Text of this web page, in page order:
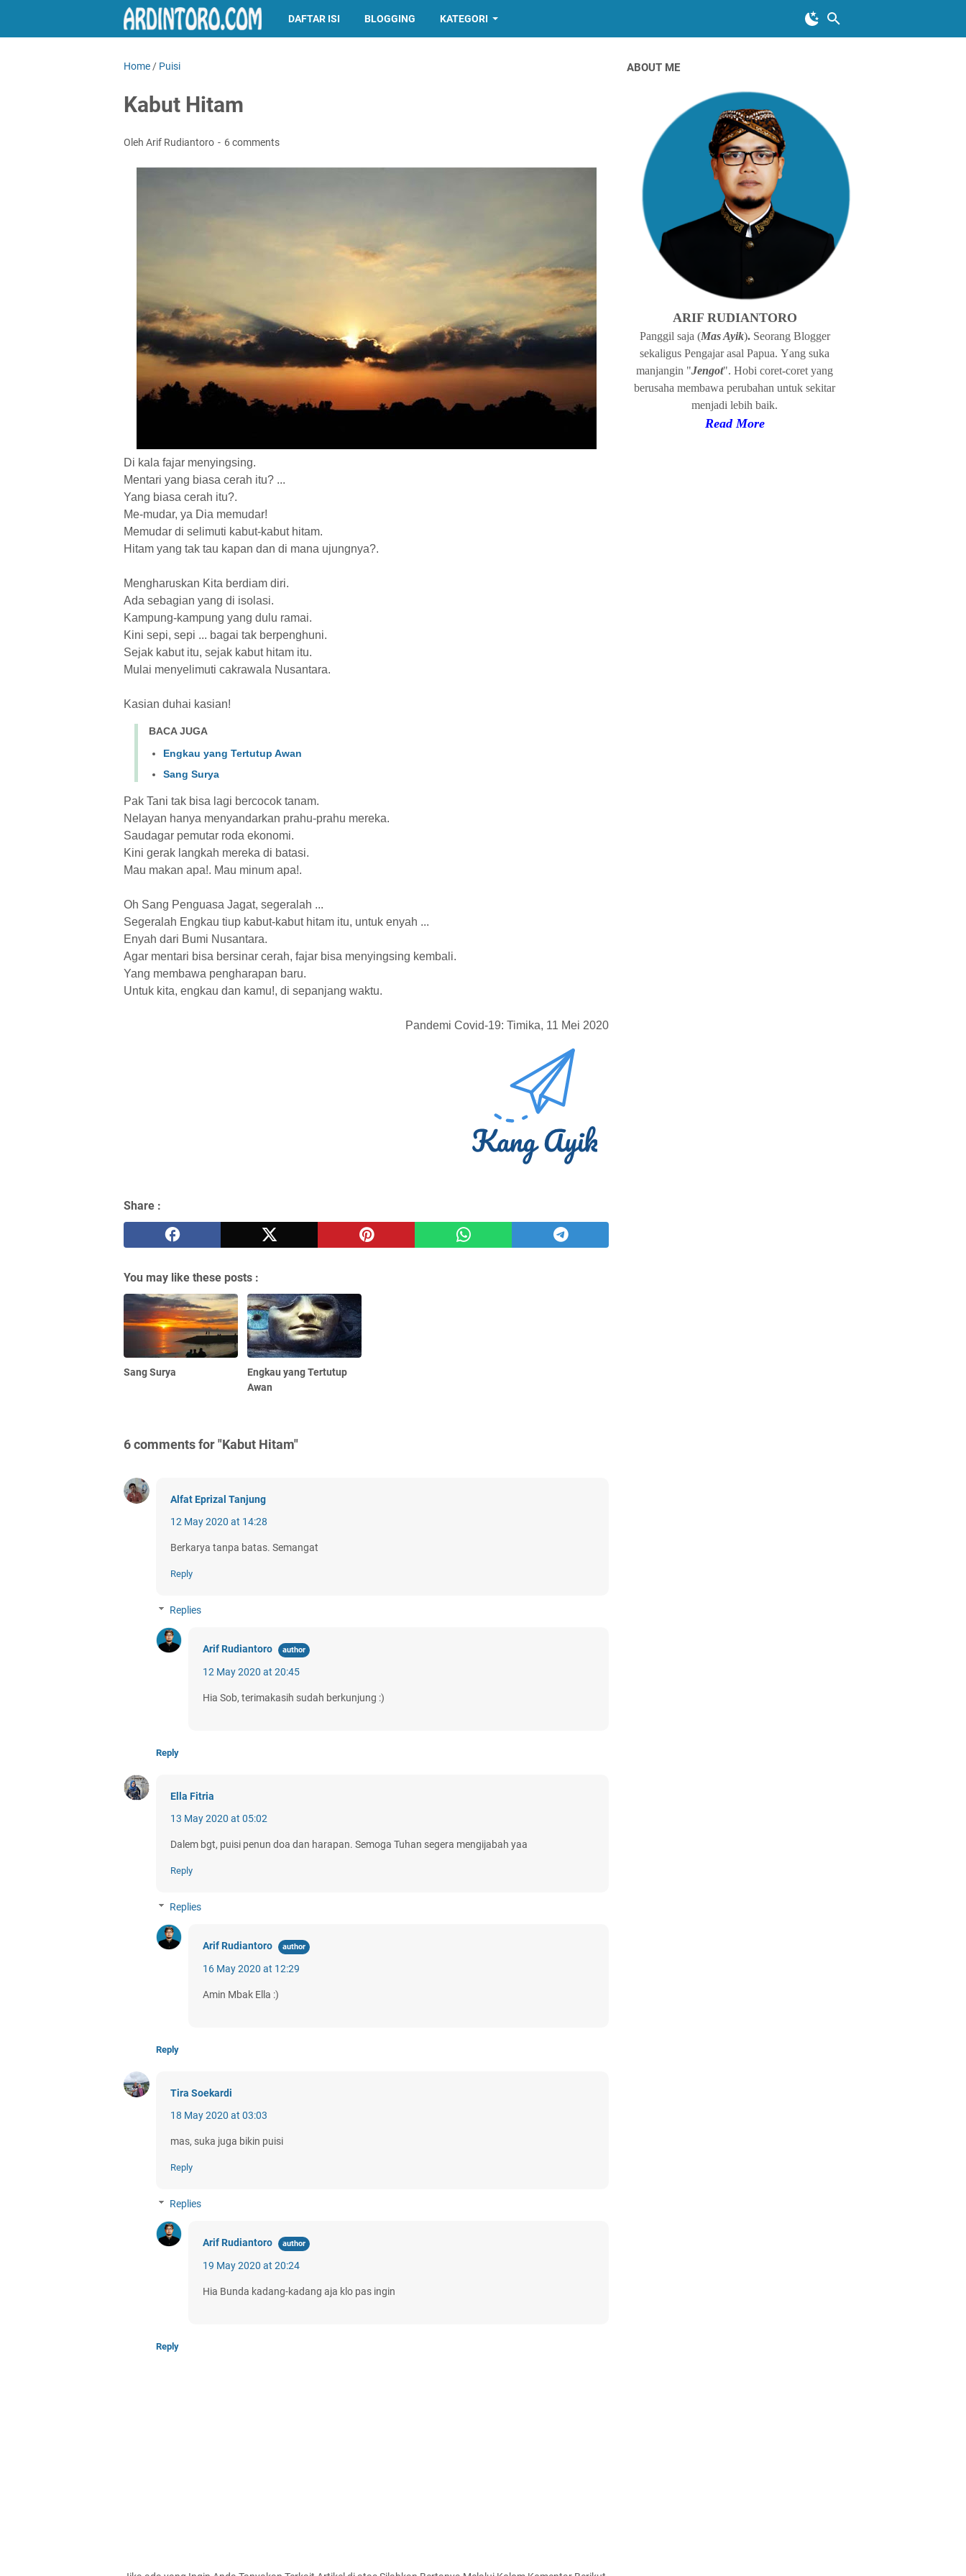
DAFTAR ISI BLOGGING KATEGORI
Home / Puisi
Kabut Hitam
Oleh Arif Rudiantoro 6 comments
Di kala fajar menyingsing.
Mentari yang biasa cerah itu? ...
Yang biasa cerah itu?.
Me-mudar, ya Dia memudar!
Memudar di selimuti kabut-kabut hitam.
Hitam yang tak tau kapan dan di mana ujungnya?.
Mengharuskan Kita berdiam diri.
Ada sebagian yang di isolasi.
Kampung-kampung yang dulu ramai.
Kini sepi, sepi ... bagai tak berpenghuni.
Sejak kabut itu, sejak kabut hitam itu.
Mulai menyelimuti cakrawala Nusantara.
Kasian duhai kasian!
BACA JUGA
Engkau yang Tertutup Awan
Sang Surya
Pak Tani tak bisa lagi bercocok tanam.
Nelayan hanya menyandarkan prahu-prahu mereka.
Saudagar pemutar roda ekonomi.
Kini gerak langkah mereka di batasi.
Mau makan apa!. Mau minum apa!.
Oh Sang Penguasa Jagat, segeralah ...
Segeralah Engkau tiup kabut-kabut hitam itu, untuk enyah ...
Enyah dari Bumi Nusantara.
Agar mentari bisa bersinar cerah, fajar bisa menyingsing kembali.
Yang membawa pengharapan baru.
Untuk kita, engkau dan kamu!, di sepanjang waktu.
Pandemi Covid-19: Timika, 11 Mei 2020
Share :
You may like these posts :
Sang Surya
Engkau yang Tertutup
Awan
6 comments for "Kabut Hitam"
Alfat Eprizal Tanjung
12 May 2020 at 14:28
Berkarya tanpa batas. Semangat
Reply
Replies
Arif Rudiantoro
12 May 2020 at 20:45
Hia Sob, terimakasih sudah berkunjung :)
Reply
Ella Fitria
13 May 2020 at 05:02
Dalem bgt, puisi penun doa dan harapan. Semoga Tuhan segera mengijabah yaa
Reply
Replies
Arif Rudiantoro
16 May 2020 at 12:29
Amin Mbak Ella :)
Reply
Tira Soekardi
18 May 2020 at 03:03
mas, suka juga bikin puisi
Reply
Replies
Arif Rudiantoro
19 May 2020 at 20:24
Hia Bunda kadang-kadang aja klo pas ingin
Reply
ABOUT ME
ARIF RUDIANTORO
Panggil saja (Mas Ayik). Seorang Blogger
sekaligus Pengajarasal Papua. Yang suka
manjangin "Jengot". Hobi coret-coret yang
berusaha membawa perubahan untuk sekitar
menjadi lebih baik.
Read More